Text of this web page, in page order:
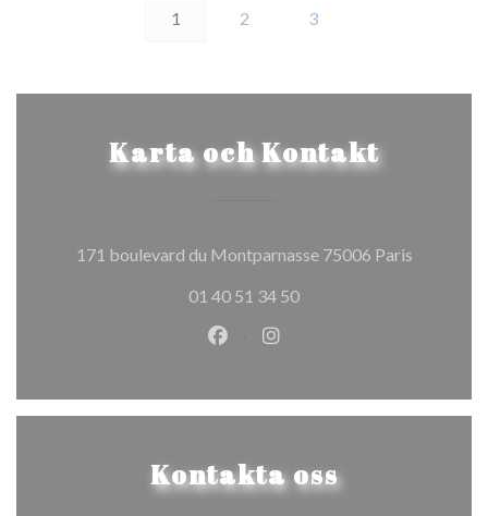
1 2 3
Karta och Kontakt
171 boulevard du Montparnasse 75006 Paris((öppnas
01 40 51 34 50
Facebook ((öppnas i ett nytt
Instagram ((öppnas i ett
Kontakta oss